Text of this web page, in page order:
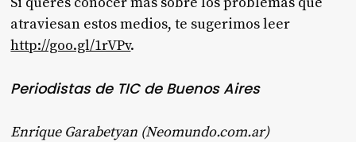
atraviesan estos medios, te sugerimos leer
http://goo.gl/1rVPv.
Periodistas de TIC de Buenos Aires
Enrique Garabetyan (Neomundo.com.ar)